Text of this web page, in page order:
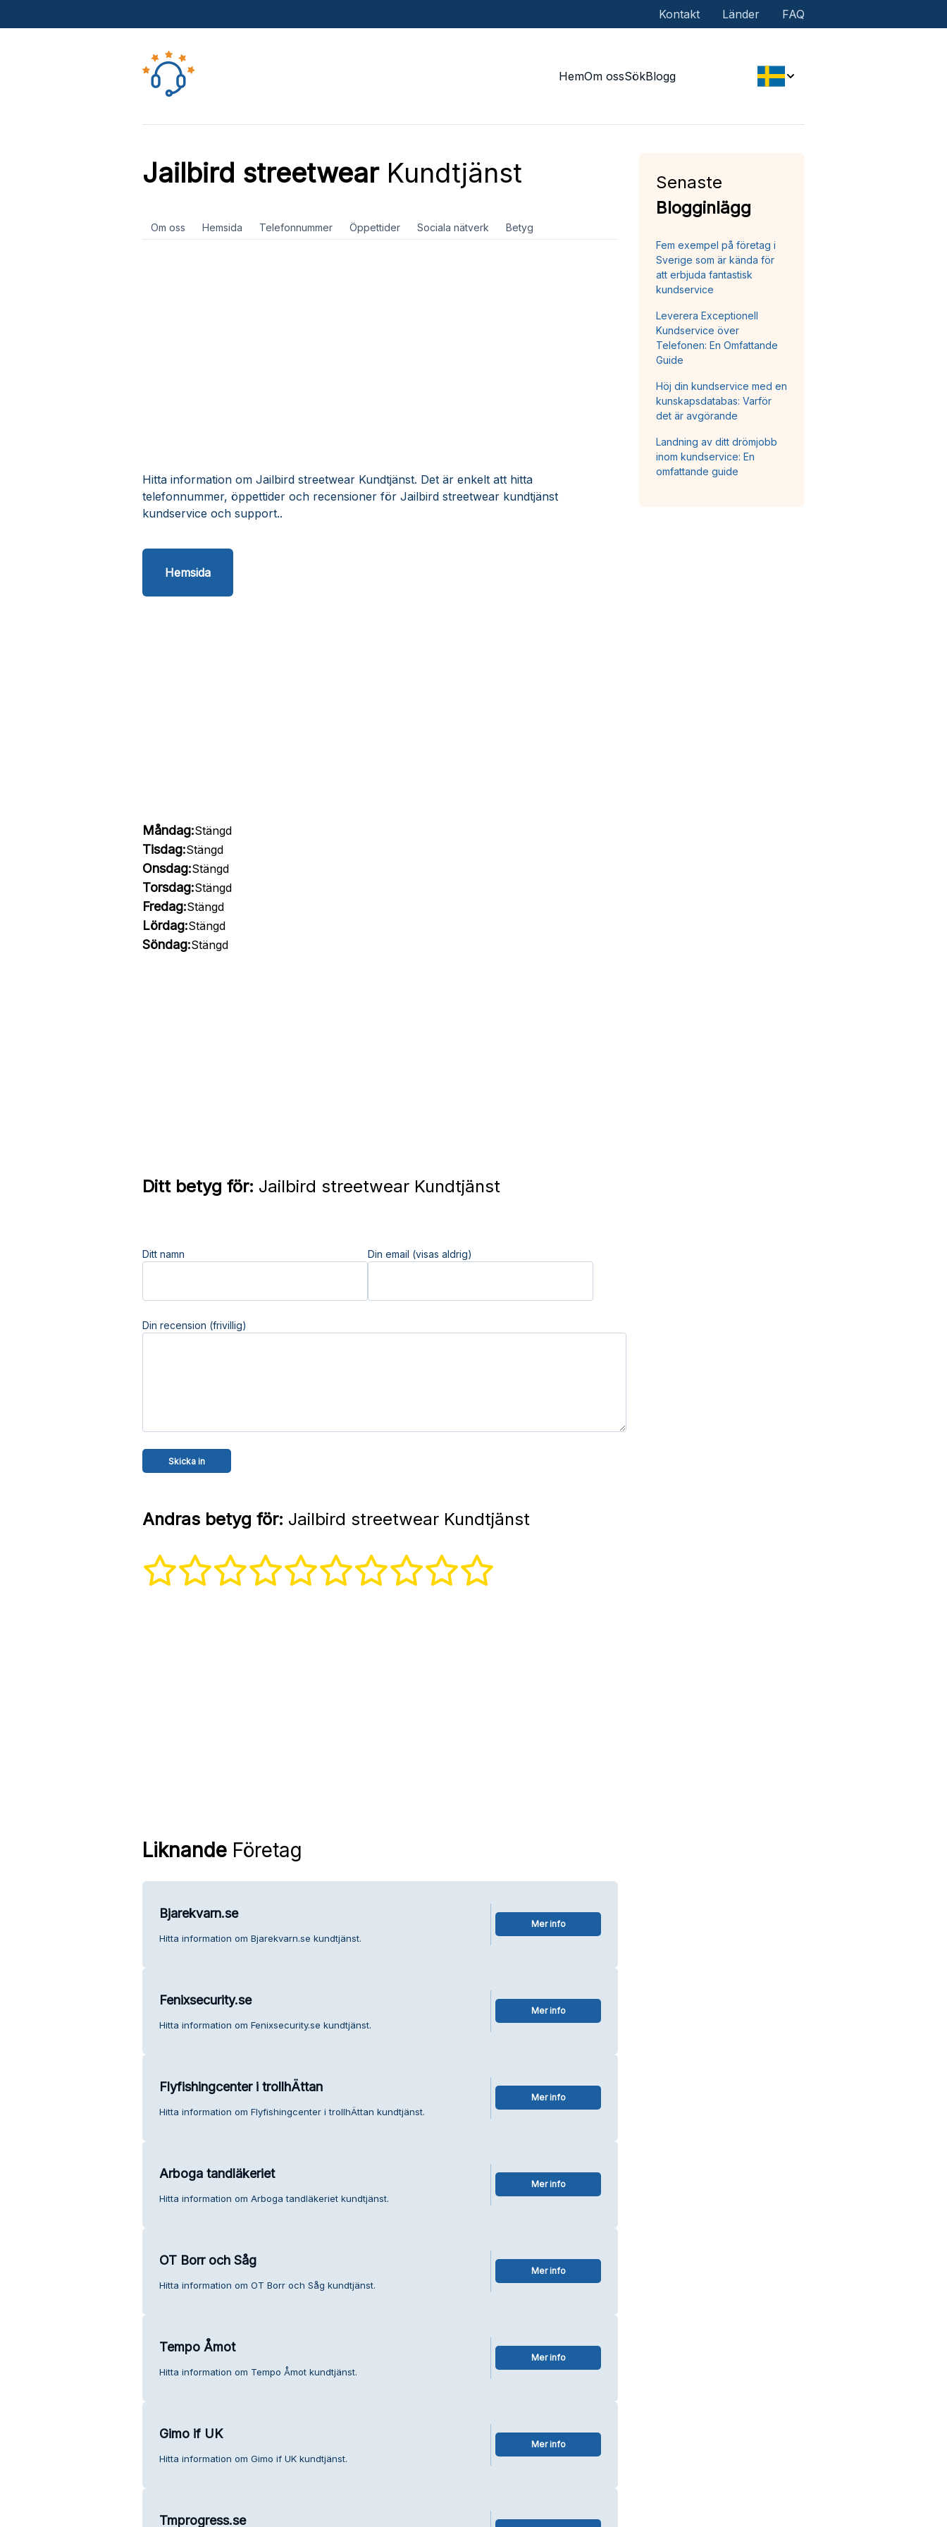
Kontakt Länder FAQ
HemOm ossSökBlogg
Jailbird streetwearKundtjänst
Om oss Hemsida Telefonnummer Öppettider Sociala nätverk Betyg
Hitta information om Jailbird streetwear Kundtjänst. Det är enkelt att hitta
telefonnummer, öppettider och recensioner för Jailbird streetwear kundtjänst
kundservice och support..
Hemsida
Måndag:Stängd
Tisdag:Stängd
Onsdag:Stängd
Torsdag:Stängd
Fredag:Stängd
Lördag:Stängd
Söndag:Stängd
Ditt betyg för: Jailbird streetwear Kundtjänst
Ditt namn Din email (visas aldrig)
Din recension (frivillig)
Andras betyg för: Jailbird streetwear Kundtjänst
LiknandeFöretag
Bjarekvarn.se
Hitta information om Bjarekvarn.se kundtjänst.
Mer info
Fenixsecurity.se
Hitta information om Fenixsecurity.se kundtjänst.
Mer info
Flyfishingcenter i trollhÄttan
Hitta information om Flyfishingcenter i trollhÄttan kundtjänst.
Mer info
Arboga tandläkeriet
Hitta information om Arboga tandläkeriet kundtjänst.
Mer info
OT Borr och Såg
Hitta information om OT Borr och Såg kundtjänst.
Mer info
Tempo Åmot
Hitta information om Tempo Åmot kundtjänst.
Mer info
Gimo if UK
Hitta information om Gimo if UK kundtjänst.
Mer info
Tmprogress.se
Senaste
Blogginlägg
Fem exempel på företag i
Sverige som är kända för
att erbjuda fantastisk
kundservice
Leverera Exceptionell
Kundservice över
Telefonen: En Omfattande
Guide
Höj din kundservice med en
kunskapsdatabas: Varför
det är avgörande
Landning av ditt drömjobb
inom kundservice: En
omfattande guide